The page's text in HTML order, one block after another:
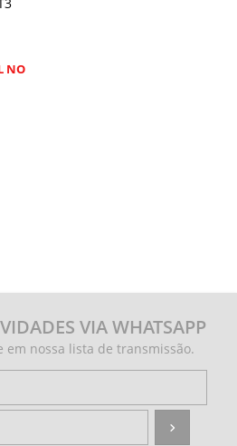
NO
VIA WHATSAPP
em nossa lista de transmissão.